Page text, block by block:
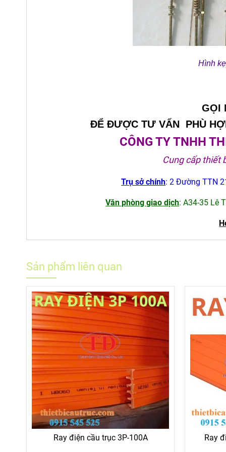
Hình
GỌI
ĐỂ ĐƯỢC TƯ VẤN PHÙ
CÔNG TY TNHH
Cung cấp thiết
Trụ sở chính: 2 Đường TTN
Văn phòng giao dịch: A34-35 Lê
Sản phẩm liên quan
Ray điện cầu trục 3P-100A Ray